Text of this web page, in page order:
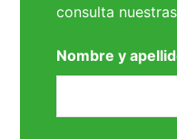
consulta nuestras
Nombre y